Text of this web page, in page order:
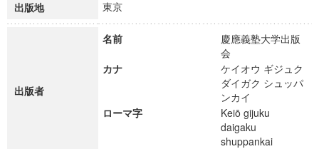
出版地 東京
出版者
名前
慶應義塾大学出版
会
カナ
ケイオウ ギジュク
ダイガク シュッパ
ンカイ
ローマ字
Keiō gijuku
daigaku
shuppankai